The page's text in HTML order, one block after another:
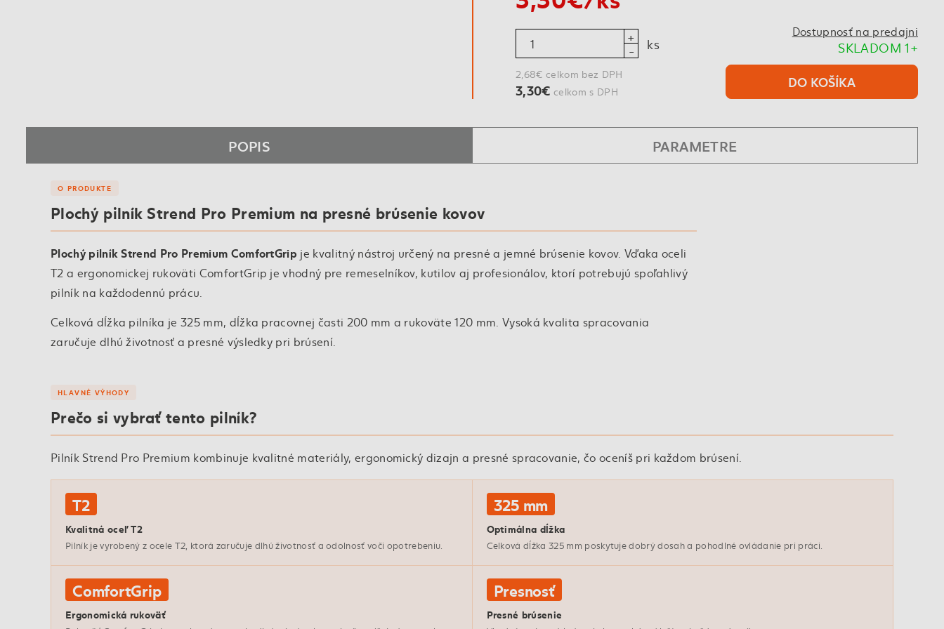
ks
2,68€ celkom bez DPH
3,30€ celkom s DPH
Dostupnosť na predajni
SKLADOM 1+
DO KOŠÍKA
POPIS PARAMETRE
O PRODUKTE
Plochý pilník Strend Pro Premium na presné brúsenie kovov
Plochý pilník Strend Pro Premium ComfortGrip je kvalitný nástroj určený na presné a jemné brúsenie kovov. Vďaka oceli
T2 a ergonomickej rukoväti ComfortGrip je vhodný pre remeselníkov, kutilov aj profesionálov, ktorí potrebujú spoľahlivý
pilník na každodennú prácu.
Celková dĺžka pilníka je 325 mm, dĺžka pracovnej časti 200 mm a rukoväte 120 mm. Vysoká kvalita spracovania
zaručuje dlhú životnosť a presné výsledky pri brúsení.
HLAVNÉ VÝHODY
Prečo si vybrať tento pilník?
Pilník Strend Pro Premium kombinuje kvalitné materiály, ergonomický dizajn a presné spracovanie, čo oceníš pri každom brúsení.
T2
Kvalitná oceľ T2
Pilník je vyrobený z ocele T2, ktorá zaručuje dlhú životnosť a odolnosť voči opotrebeniu.
325 mm
Optimálna dĺžka
Celková dĺžka 325 mm poskytuje dobrý dosah a pohodlné ovládanie pri práci.
ComfortGrip
Ergonomická rukoväť
Presnosť
Presné brúsenie